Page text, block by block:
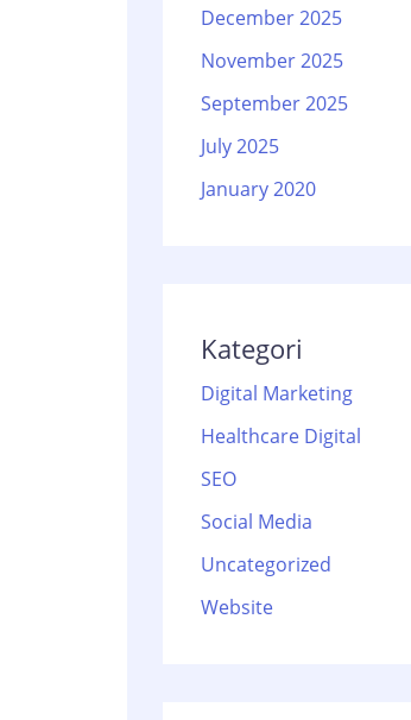
December 2025
November 2025
September 2025
July 2025
January 2020
Kategori
Digital Marketing
Healthcare Digital
SEO
Social Media
Uncategorized
Website